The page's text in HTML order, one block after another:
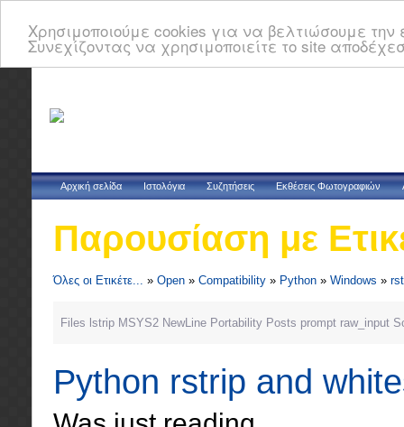
Χρησιμοποιούμε cookies για να βελτιώσουμε
Συνεχίζοντας να χρησιμοποιείτε το site
Αρχική σελίδα Ιστολόγια Συζητήσεις Εκθέσεις Φωτογραφιών
Παρουσίαση με
Όλες οι Ετικέτε... » Open » Compatibility » Python » Windows »
Files lstrip MSYS2 NewLine Portability Posts prompt raw_input
Python rstrip and